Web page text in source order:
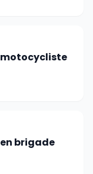
brigade